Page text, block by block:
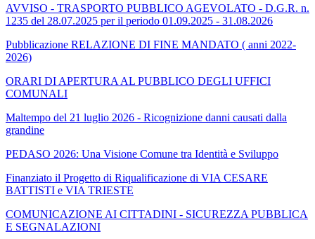
AVVISO - TRASPORTO PUBBLICO AGEVOLATO - D.G.R. n.
1235 del 28.07.2025 per il periodo 01.09.2025 - 31.08.2026
Pubblicazione RELAZIONE DI FINE MANDATO ( anni 2022-
2026)
ORARI DI APERTURA AL PUBBLICO DEGLI UFFICI
COMUNALI
Maltempo del 21 luglio 2026 - Ricognizione danni causati dalla
grandine
PEDASO 2026: Una Visione Comune tra Identità e Sviluppo
Finanziato il Progetto di Riqualificazione di VIA CESARE
BATTISTI e VIA TRIESTE
COMUNICAZIONE AI CITTADINI - SICUREZZA PUBBLICA
E SEGNALAZIONI